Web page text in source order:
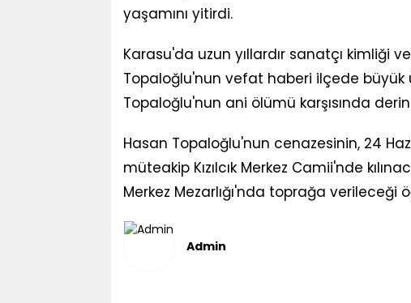
yaşamını yitirdi.
Karasu'da uzun yıllardır sanatçı kimliği
Topaloğlu'nun vefat haberi ilçede büyük
Topaloğlu'nun ani ölümü karşısında
Hasan Topaloğlu'nun cenazesinin, 24
müteakip Kızılcık Merkez Camii'nde
Merkez Mezarlığı'nda toprağa verileceği
Admin